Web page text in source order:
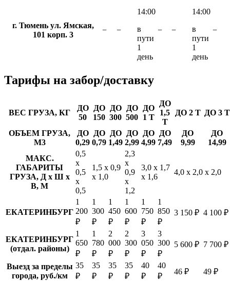
г. Тюмень ул. Ямская,
101 корп. 3
− −
14:00
в
пути
1
день
− −
14:00
в
пути
1
день
−
Тарифы на забор/доставку
ВЕС ГРУЗА, КГ
ДО
50
ДО
150
ДО
300
ДО
500
ДО
1 Т
ДО
1,5
Т
ДО 2 Т ДО 3 Т
ОБЪЕМ ГРУЗА,
М3
ДО
0,29
ДО
0,79
ДО
1,49
ДО
2,99
ДО
4,99
ДО
7,49
ДО
9,99
ДО
14,99
МАКС.
ГАБАРИТЫ
ГРУЗА, Д х Ш х
В, М
0,5
х
0,5
х
0,5
1,5 х 0,9
х 1,0
2,3
х
0,9
х
1,2
3,0 х 1,7
х 1,6
4,0 х 2,0 х 2,0
ЕКАТЕРИНБУРГ
1
200
₽
1
300
₽
1
450
₽
1
600
₽
1
750
₽
1
850
₽
3 150 ₽ 4 100 ₽
ЕКАТЕРИНБУРГ
(отдал. районы)
1
650
₽
1
780
₽
2
000
₽
2
300
₽
3
050
₽
3
300
₽
5 600 ₽ 7 700 ₽
Выезд за пределы
города, руб./км
35
₽
35
₽
35
₽
35
₽
40
₽
40
₽
46 ₽ 49 ₽